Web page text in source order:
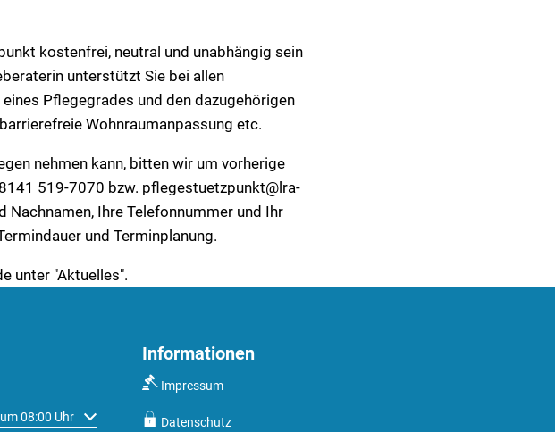
kostenfrei, neutral und unabhängig sein
unterstützt Sie bei allen
Pflegegrades und den dazugehörigen
Wohnraumanpassung etc.
nehmen kann, bitten wir um vorherige
519-7070 bzw. pflegestuetzpunkt@lra-
Ihre Telefonnummer und Ihr
und Terminplanung.
unter "Aktuelles".
auszublenden
08:00 Uhr
Informationen
Impressum
Datenschutz